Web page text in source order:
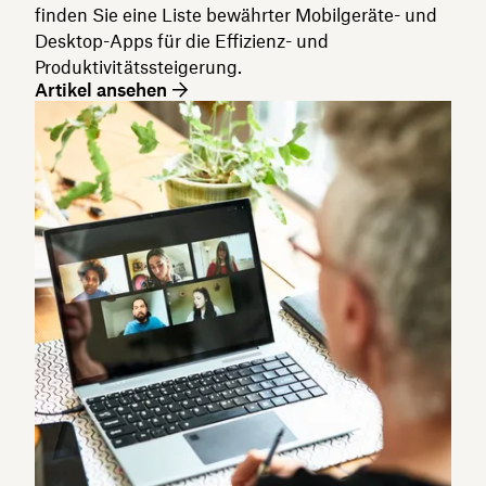
finden Sie eine Liste bewährter Mobilgeräte- und
Desktop-Apps für die Effizienz- und
Produktivitätssteigerung.
Artikel ansehen